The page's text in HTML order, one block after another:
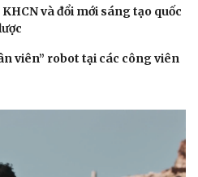
và đổi mới sáng tạo quốc
viên” robot tại các công viên